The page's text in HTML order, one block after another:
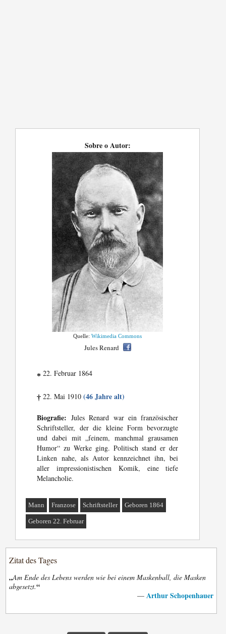
Sobre o Autor:
Quelle:Wikimedia Commons
Jules Renard
* 22. Februar 1864
† 22. Mai 1910(46 Jahre alt)
Biografie: Jules Renard war ein französischer
Schriftsteller, der die kleine Form bevorzugte
und dabei mit „feinem, manchmal grausamen
Humor“ zu Werke ging. Politisch stand er der
Linken nahe, als Autor kennzeichnet ihn, bei
aller impressionistischen Komik, eine tiefe
Melancholie.
Mann Franzose Schriftsteller Geboren 1864
Geboren 22. Februar
Zitat des Tages
„Am Ende des Lebens werden wie bei einem Maskenball, die Masken
abgesetzt.“
— Arthur Schopenhauer